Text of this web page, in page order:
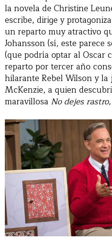
la novela de Christine
escribe, dirige y
un reparto muy atractivo
Johansson (sí, este parece
(que podría optar al Oscar
reparto por tercer año
hilarante Rebel Wilson y
McKenzie, a quien
maravillosa No dejes rastro